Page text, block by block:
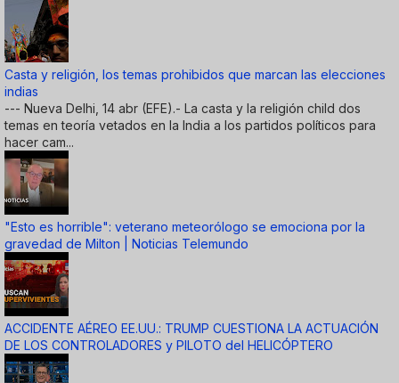
Casta y religión, los temas prohibidos que marcan las elecciones
indias
--- Nueva Delhi, 14 abr (EFE).- La casta y la religión child dos
temas en teoría vetados en la India a los partidos políticos para
hacer cam...
"Esto es horrible": veterano meteorólogo se emociona por la
gravedad de Milton | Noticias Telemundo
ACCIDENTE AÉREO EE.UU.: TRUMP CUESTIONA LA ACTUACIÓN
DE LOS CONTROLADORES y PILOTO del HELICÓPTERO